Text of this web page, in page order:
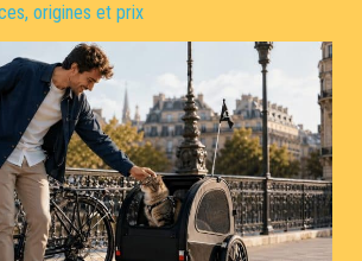
origines et prix